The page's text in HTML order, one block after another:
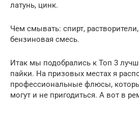
латунь, цинк.
Чем смывать: спирт,
бензиновая смесь.
Итак мы подобрались к Топ 3
пайки. На призовых местах я
профессиональные флюсы,
могут и не пригодиться. А вот в